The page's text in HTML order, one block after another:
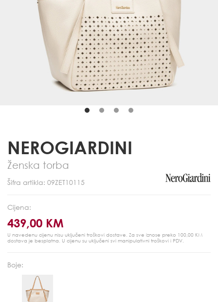
NEROGIARDINI
Ženska torba
Šifra artikla: 09ZET10115
Cijena:
439,00 KM
U navedenu cijenu nisu uključeni troškovi dostave. Za sve iznose preko 100,00 KM
dostava je besplatna. U cijenu su uključeni svi manipulativni troškovi i PDV.
Boje: